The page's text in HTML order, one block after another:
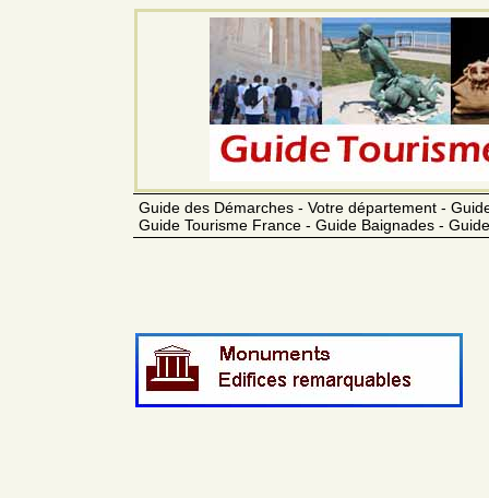
Guide des Démarches - Votre département -
Guide Tourisme France - Guide Baignades -